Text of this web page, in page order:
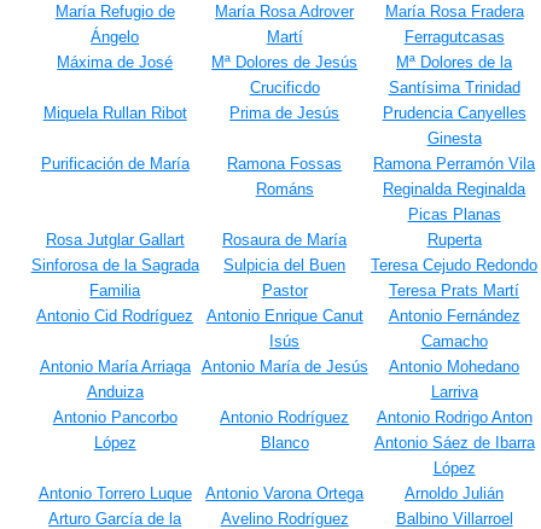
María Refugio de
Ángelo
María Rosa Adrover
Martí
María Rosa Fradera
Ferragutcasas
Máxima de José
Mª Dolores de Jesús
Crucificdo
Mª Dolores de la
Santísima Trinidad
Miquela Rullan Ribot
Prima de Jesús
Prudencia Canyelles
Ginesta
Purificación de María
Ramona Fossas
Románs
Ramona Perramón Vila
Reginalda Reginalda
Picas Planas
Rosa Jutglar Gallart
Rosaura de María
Ruperta
Sinforosa de la Sagrada
Familia
Sulpicia del Buen
Pastor
Teresa Cejudo Redondo
Teresa Prats Martí
Antonio Cid Rodríguez
Antonio Enrique Canut
Isús
Antonio Fernández
Camacho
Antonio María Arriaga
Anduiza
Antonio María de Jesús
Antonio Mohedano
Larriva
Antonio Pancorbo
López
Antonio Rodríguez
Blanco
Antonio Rodrigo Anton
Antonio Sáez de Ibarra
López
Antonio Torrero Luque
Antonio Varona Ortega
Arnoldo Julián
Arturo García de la
Avelino Rodríguez
Balbino Villarroel